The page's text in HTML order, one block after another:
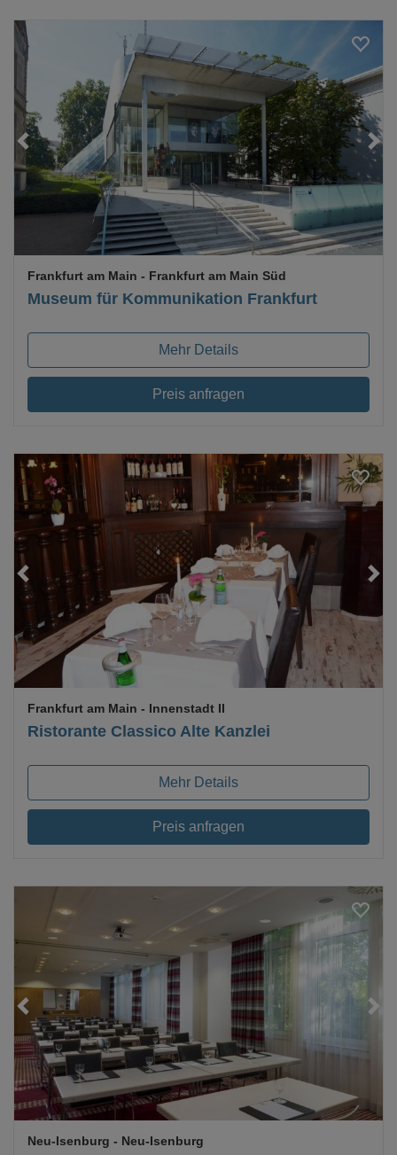
Museum für Kommunikation Frankfurt
Frankfurt am Main - Frankfurt am Main Süd
Mehr Details
Preis anfragen
Ristorante Classico Alte Kanzlei
Frankfurt am Main - Innenstadt II
Mehr Details
Preis anfragen
Neu-Isenburg - Neu-Isenburg